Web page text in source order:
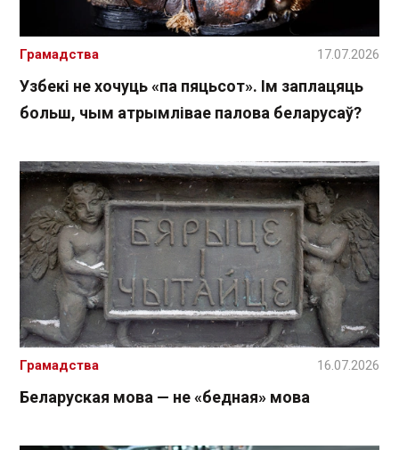
Узбекі не хочуць «па пяцьсот». Ім заплацяць
больш, чым атрымлівае палова беларусаў?
Грамадства 17.07.2026
Беларуская мова — не «бедная» мова
Грамадства 16.07.2026